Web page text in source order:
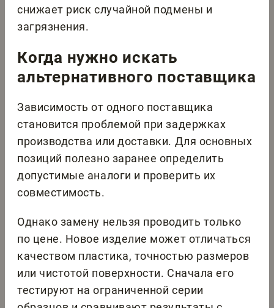
снижает риск случайной подмены и
загрязнения.
Когда нужно искать
альтернативного поставщика
Зависимость от одного поставщика
становится проблемой при задержках
производства или доставки. Для основных
позиций полезно заранее определить
допустимые аналоги и проверить их
совместимость.
Однако замену нельзя проводить только
по цене. Новое изделие может отличаться
качеством пластика, точностью размеров
или чистотой поверхности. Сначала его
тестируют на ограниченной серии